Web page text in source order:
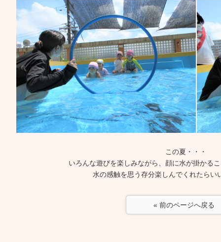
この夏・・・
いろんな遊びを楽しみながら、顔に水が掛かる
水の感触を思う存分楽しんでくれたら
« 前のページへ戻る